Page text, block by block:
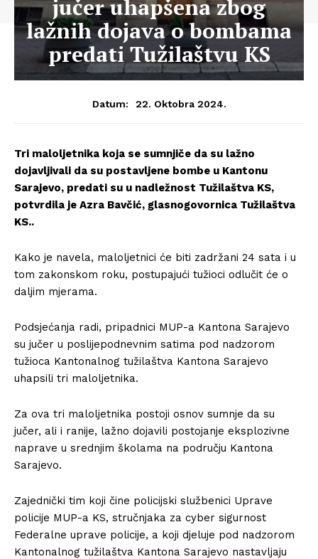
jučer uhapšena zbog
lažnih dojava o bombama
predati Tužilaštvu KS
Datum: 22. Oktobra 2024.
Tri maloljetnika koja se sumnjiče da su lažno
dojavljivali da su postavljene bombe u Kantonu
Sarajevo, predati su u nadležnost Tužilaštva KS,
potvrdila je Azra Bavčić, glasnogovornica Tužilaštva
KS..
Kako je navela, maloljetnici će biti zadržani 24 sata i u
tom zakonskom roku, postupajući tužioci odlučit će o
daljim mjerama.
Podsjećanja radi, pripadnici MUP-a Kantona Sarajevo
su jučer u poslijepodnevnim satima pod nadzorom
tužioca Kantonalnog tužilaštva Kantona Sarajevo
uhapsili tri maloljetnika.
Za ova tri maloljetnika postoji osnov sumnje da su
jučer, ali i ranije, lažno dojavili postojanje eksplozivne
naprave u srednjim školama na području Kantona
Sarajevo.
Zajednički tim koji čine policijski službenici Uprave
policije MUP-a KS, stručnjaka za cyber sigurnost
Federalne uprave policije, a koji djeluje pod nadzorom
Kantonalnog tužilaštva Kantona Sarajevo nastavljaju